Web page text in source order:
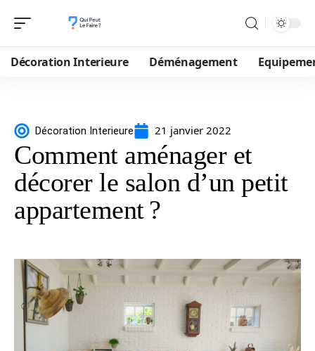
Décoration Interieure Déménagement
Décoration Interieure 21 janvier 2022
Comment aménager et
décorer le salon d’un petit
appartement ?